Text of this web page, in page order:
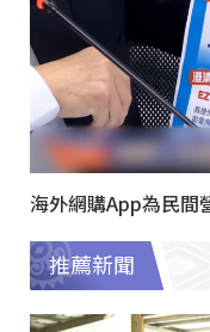
海外網購App為民間
推薦新聞